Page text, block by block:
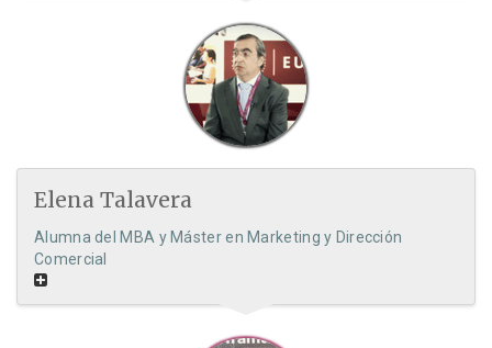
Elena Talavera
Alumna del MBA y Máster en Marketing y Dirección
Comercial